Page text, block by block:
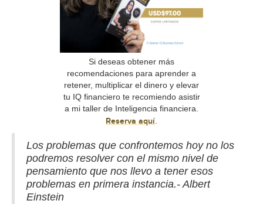
Si deseas obtener más
recomendaciones para aprender a
retener, multiplicar el dinero y elevar
tu IQ financiero te recomiendo asistir
a mi taller de Inteligencia financiera.
Reserva aquí
Los problemas que confrontemos hoy no los
podremos resolver con el mismo nivel de
pensamiento que nos llevo a tener esos
problemas en primera instancia.- Albert
Einstein